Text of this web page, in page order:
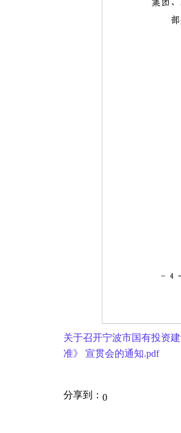
关于召开宁波市国有投资
准》 宣贯会的通知.pdf
分享到： 0